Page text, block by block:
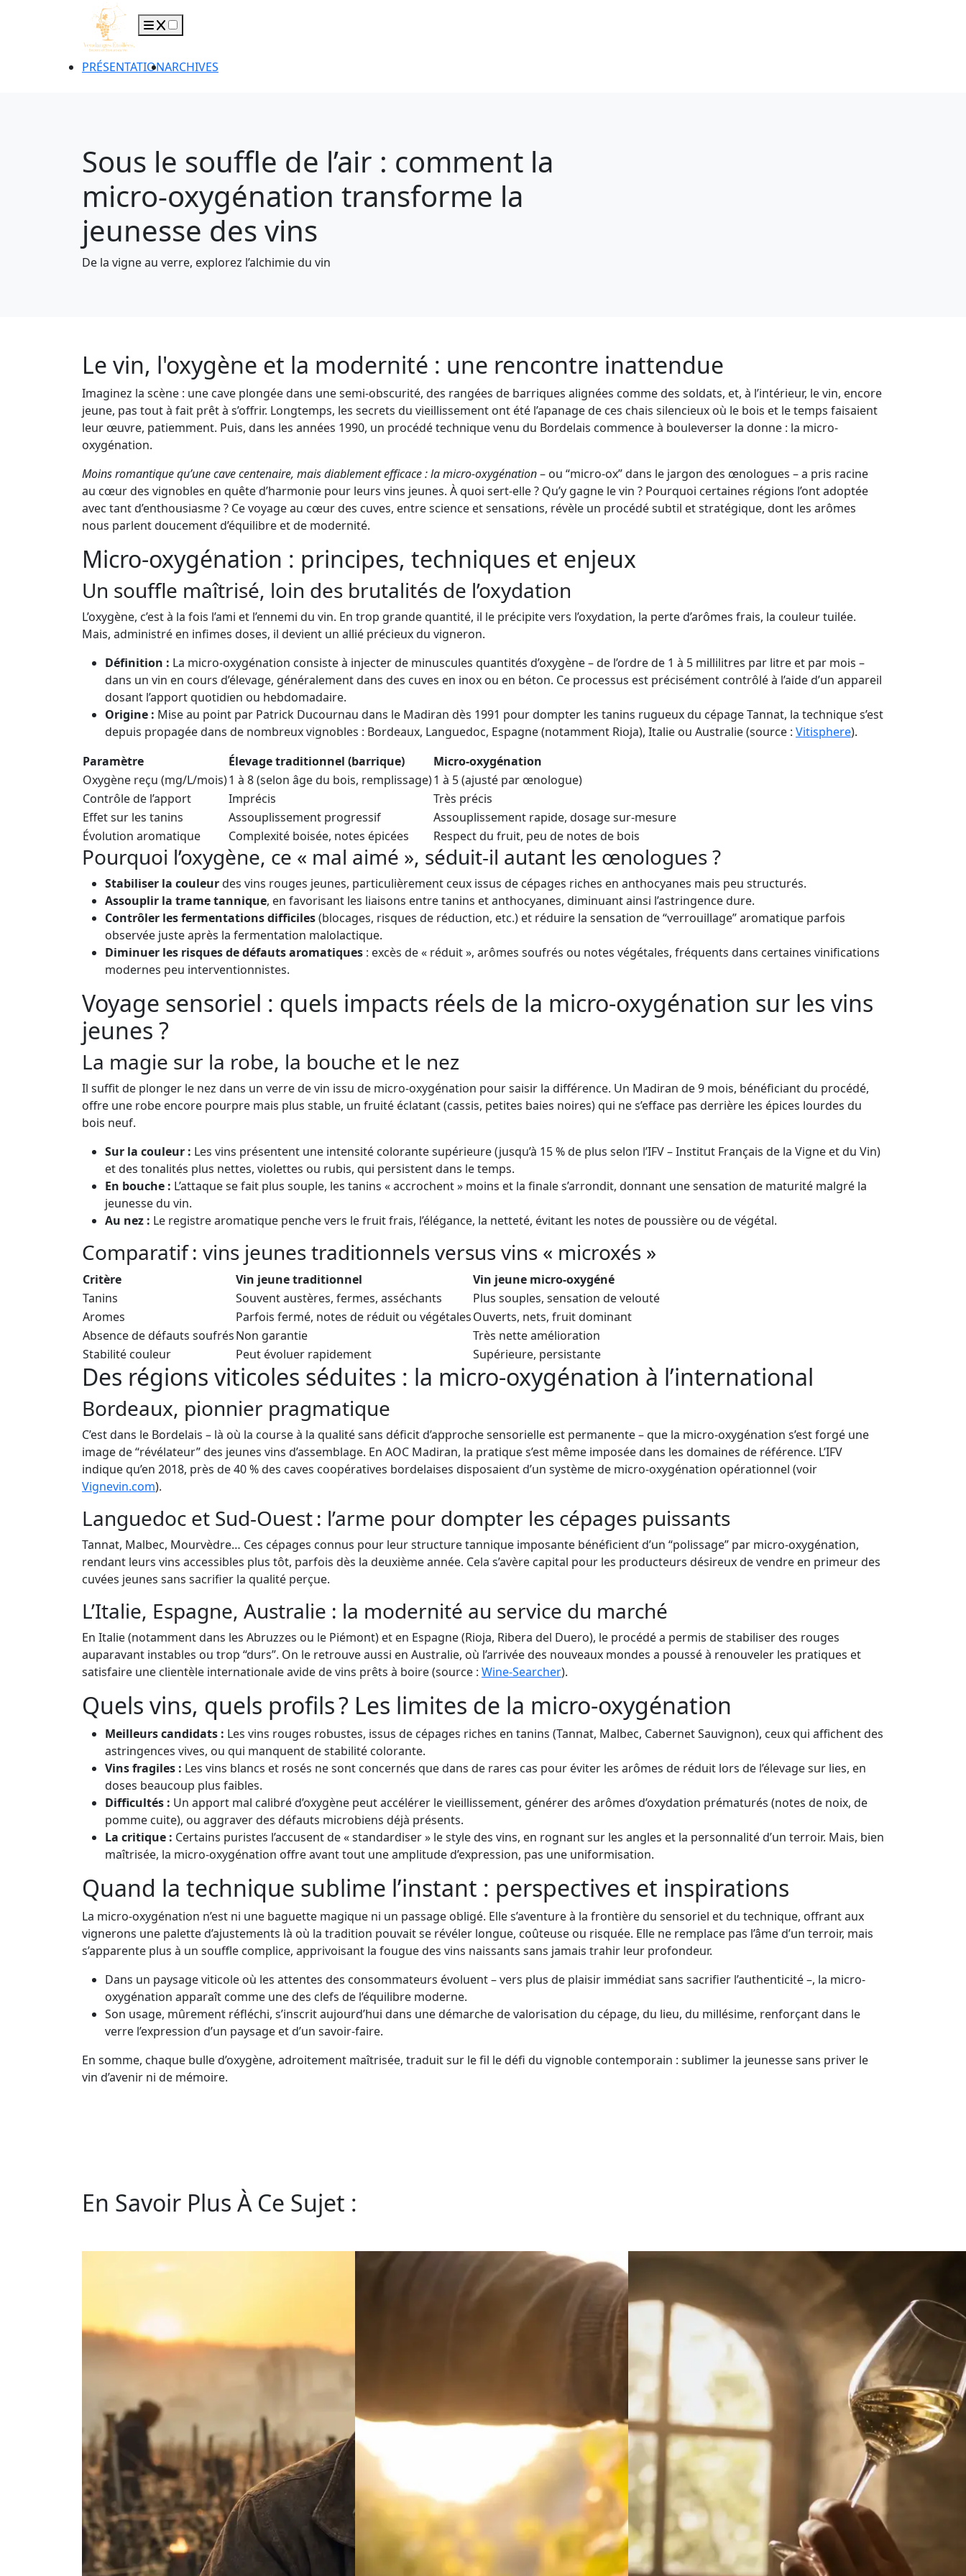
PRÉSENTATIONARCHIVES
Sous le souffle de l’air : comment la
micro-oxygénation transforme la
jeunesse des vins
De la vigne au verre, explorez l’alchimie du vin
Le vin, l'oxygène et la modernité : une rencontre inattendue
Imaginez la scène : une cave plongée dans une semi-obscurité, des rangées de barriques alignées comme des soldats, et, à l’intérieur, le vin, encore
jeune, pas tout à fait prêt à s’offrir. Longtemps, les secrets du vieillissement ont été l’apanage de ces chais silencieux où le bois et le temps faisaient
leur œuvre, patiemment. Puis, dans les années 1990, un procédé technique venu du Bordelais commence à bouleverser la donne : la micro-
oxygénation.
Moins romantique qu’une cave centenaire, mais diablement efficace : la micro-oxygénation– ou “micro-ox” dans le jargon des œnologues – a pris racine
au cœur des vignobles en quête d’harmonie pour leurs vins jeunes. À quoi sert-elle ? Qu’y gagne le vin ? Pourquoi certaines régions l’ont adoptée
avec tant d’enthousiasme ? Ce voyage au cœur des cuves, entre science et sensations, révèle un procédé subtil et stratégique, dont les arômes
nous parlent doucement d’équilibre et de modernité.
Micro-oxygénation : principes, techniques et enjeux
Un souffle maîtrisé, loin des brutalités de l’oxydation
L’oxygène, c’est à la fois l’ami et l’ennemi du vin. En trop grande quantité, il le précipite vers l’oxydation, la perte d’arômes frais, la couleur tuilée.
Mais, administré en infimes doses, il devient un allié précieux du vigneron.
Définition : La micro-oxygénation consiste à injecter de minuscules quantités d’oxygène – de l’ordre de 1 à 5 millilitres par litre et par mois –
dans un vin en cours d’élevage, généralement dans des cuves en inox ou en béton. Ce processus est précisément contrôlé à l’aide d’un appareil
dosant l’apport quotidien ou hebdomadaire.
Origine : Mise au point par Patrick Ducournau dans le Madiran dès 1991 pour dompter les tanins rugueux du cépage Tannat, la technique s’est
depuis propagée dans de nombreux vignobles : Bordeaux, Languedoc, Espagne (notamment Rioja), Italie ou Australie (source : Vitisphere).
Paramètre
Élevage traditionnel (barrique)
Micro-oxygénation
Oxygène reçu (mg/L/mois)1 à 8 (selon âge du bois, remplissage)1 à 5 (ajusté par œnologue)
Contrôle de l’apport
Imprécis
Très précis
Effet sur les tanins
Assouplissement progressif
Assouplissement rapide, dosage sur-mesure
Évolution aromatique
Complexité boisée, notes épicées Respect du fruit, peu de notes de bois
Pourquoi l’oxygène, ce « mal aimé », séduit-il autant les œnologues ?
Stabiliser la couleurdes vins rouges jeunes, particulièrement ceux issus de cépages riches en anthocyanes mais peu structurés.
Assouplir la trame tannique, en favorisant les liaisons entre tanins et anthocyanes, diminuant ainsi l’astringence dure.
Contrôler les fermentations difficiles(blocages, risques de réduction, etc.) et réduire la sensation de “verrouillage” aromatique parfois
observée juste après la fermentation malolactique.
Diminuer les risques de défauts aromatiques : excès de « réduit », arômes soufrés ou notes végétales, fréquents dans certaines vinifications
modernes peu interventionnistes.
Voyage sensoriel : quels impacts réels de la micro-oxygénation sur les vins
jeunes ?
La magie sur la robe, la bouche et le nez
Il suffit de plonger le nez dans un verre de vin issu de micro-oxygénation pour saisir la différence. Un Madiran de 9 mois, bénéficiant du procédé,
offre une robe encore pourpre mais plus stable, un fruité éclatant (cassis, petites baies noires) qui ne s’efface pas derrière les épices lourdes du
bois neuf.
Sur la couleur : Les vins présentent une intensité colorante supérieure (jusqu’à 15 % de plus selon l’IFV – Institut Français de la Vigne et du Vin)
et des tonalités plus nettes, violettes ou rubis, qui persistent dans le temps.
En bouche : L’attaque se fait plus souple, les tanins « accrochent » moins et la finale s’arrondit, donnant une sensation de maturité malgré la
jeunesse du vin.
Au nez : Le registre aromatique penche vers le fruit frais, l’élégance, la netteté, évitant les notes de poussière ou de végétal.
Comparatif : vins jeunes traditionnels versus vins « microxés »
Critère Vin jeune traditionnel
Vin jeune micro-oxygéné
Tanins
Souvent austères, fermes, asséchants
Plus souples, sensation de velouté
Aromes
Parfois fermé, notes de réduit ou végétalesOuverts, nets, fruit dominant
Absence de défauts soufrésNon garantie
Très nette amélioration
Stabilité couleur
Peut évoluer rapidement Supérieure, persistante
Des régions viticoles séduites : la micro-oxygénation à l’international
Bordeaux, pionnier pragmatique
C’est dans le Bordelais – là où la course à la qualité sans déficit d’approche sensorielle est permanente – que la micro-oxygénation s’est forgé une
image de “révélateur” des jeunes vins d’assemblage. En AOC Madiran, la pratique s’est même imposée dans les domaines de référence. L’IFV
indique qu’en 2018, près de 40 % des caves coopératives bordelaises disposaient d’un système de micro-oxygénation opérationnel (voir
Vignevin.com).
Languedoc et Sud-Ouest : l’arme pour dompter les cépages puissants
Tannat, Malbec, Mourvèdre… Ces cépages connus pour leur structure tannique imposante bénéficient d’un “polissage” par micro-oxygénation,
rendant leurs vins accessibles plus tôt, parfois dès la deuxième année. Cela s’avère capital pour les producteurs désireux de vendre en primeur des
cuvées jeunes sans sacrifier la qualité perçue.
L’Italie, Espagne, Australie : la modernité au service du marché
En Italie (notamment dans les Abruzzes ou le Piémont) et en Espagne (Rioja, Ribera del Duero), le procédé a permis de stabiliser des rouges
auparavant instables ou trop “durs”. On le retrouve aussi en Australie, où l’arrivée des nouveaux mondes a poussé à renouveler les pratiques et
satisfaire une clientèle internationale avide de vins prêts à boire (source : Wine-Searcher).
Quels vins, quels profils ? Les limites de la micro-oxygénation
Meilleurs candidats : Les vins rouges robustes, issus de cépages riches en tanins (Tannat, Malbec, Cabernet Sauvignon), ceux qui affichent des
astringences vives, ou qui manquent de stabilité colorante.
Vins fragiles : Les vins blancs et rosés ne sont concernés que dans de rares cas pour éviter les arômes de réduit lors de l’élevage sur lies, en
doses beaucoup plus faibles.
Difficultés : Un apport mal calibré d’oxygène peut accélérer le vieillissement, générer des arômes d’oxydation prématurés (notes de noix, de
pomme cuite), ou aggraver des défauts microbiens déjà présents.
La critique : Certains puristes l’accusent de « standardiser » le style des vins, en rognant sur les angles et la personnalité d’un terroir. Mais, bien
maîtrisée, la micro-oxygénation offre avant tout une amplitude d’expression, pas une uniformisation.
Quand la technique sublime l’instant : perspectives et inspirations
La micro-oxygénation n’est ni une baguette magique ni un passage obligé. Elle s’aventure à la frontière du sensoriel et du technique, offrant aux
vignerons une palette d’ajustements là où la tradition pouvait se révéler longue, coûteuse ou risquée. Elle ne remplace pas l’âme d’un terroir, mais
s’apparente plus à un souffle complice, apprivoisant la fougue des vins naissants sans jamais trahir leur profondeur.
Dans un paysage viticole où les attentes des consommateurs évoluent – vers plus de plaisir immédiat sans sacrifier l’authenticité –, la micro-
oxygénation apparaît comme une des clefs de l’équilibre moderne.
Son usage, mûrement réfléchi, s’inscrit aujourd’hui dans une démarche de valorisation du cépage, du lieu, du millésime, renforçant dans le
verre l’expression d’un paysage et d’un savoir-faire.
En somme, chaque bulle d’oxygène, adroitement maîtrisée, traduit sur le fil le défi du vignoble contemporain : sublimer la jeunesse sans priver le
vin d’avenir ni de mémoire.
En Savoir Plus À Ce Sujet :